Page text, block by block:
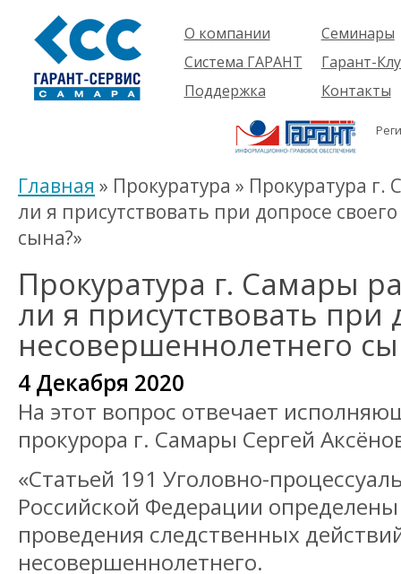
О компании
Компания
Проекты
Партнеры
Вакансии
Реквизиты
Информация
Система ГАРАНТ
О системе
решения
Комплекты
История
Поддержка
Пользователям
Будущим
пользователям
Семинары
Об услуге
семинары
Гарант-
Контакты
Главная » Прокуратура » Прокуратура
ли я присутствовать при допросе
сына?»
Прокуратура г. Самары
ли я присутствовать при
несовершеннолетнего
4 Декабря 2020
На этот вопрос отвечает
прокурора г. Самары Сергей
«Статьей 191 Уголовно-
Российской Федерации
проведения следственных
несовершеннолетнего.